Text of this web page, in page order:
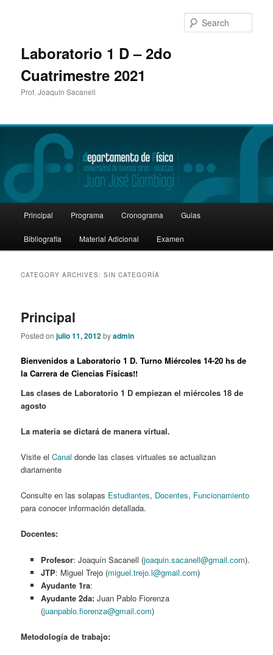
Laboratorio 1 D – 2do
Cuatrimestre 2021
Prof. Joaquín Sacanell
Skip
to
Skip
to
Principal Programa Cronograma Guias
Bibliografía Material Adicional Examen
CATEGORY ARCHIVES:SIN CATEGORÍA
Principal
Posted onjulio 11, 2012byadmin
Bienvenidos a Laboratorio 1 D. Turno Miércoles 14-20 hs de
la Carrera de Ciencias Físicas!!
Las clases de Laboratorio 1 D empiezan el miércoles 18 de
agosto
La materia se dictará de manera virtual.
Visite elCanal donde las clases virtuales se actualizan
diariamente
Consulte en las solapas Estudiantes, Docentes, Funcionamiento
para conocer información detallada.
Docentes:
Profesor: Joaquín Sacanell (joaquin.sacanell@gmail.com).
JTP: Miguel Trejo (miguel.trejo.l@gmail.com)
Ayudante 1ra:
Ayudante 2da: Juan Pablo Fiorenza
(juanpablo.fiorenza@gmail.com)
Metodología de trabajo: